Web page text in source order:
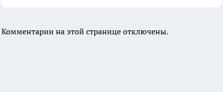
Комментарии на этой странице отключены.